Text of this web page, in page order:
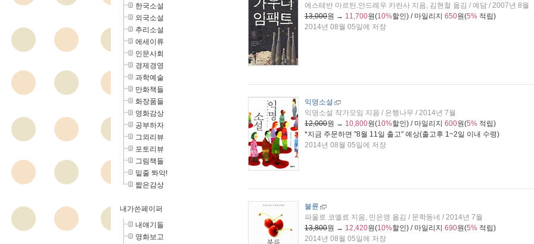
에스테반 마르틴.안드레우 카란사 지음, 김현철 옮김 / 예담 / 2007년 8월
13,000원 → 11,700원(10%할인) / 마일리지 650원(5% 적립)
2014년 08월 05일에 저장
익명소설
익명소설 작가모임 지음 / 은행나무 / 2014년 7월
12,000원 → 10,800원(10%할인) / 마일리지 600원(5% 적립)
*지금 주문하면 "8월 11일 출고" 예상(출고후 1~2일 이내 수령)
2014년 08월 05일에 저장
불륜
파울로 코엘료 지음, 민은영 옮김 / 문학동네 / 2014년 7월
13,800원 → 12,420원(10%할인) / 마일리지 690원(5% 적립)
2014년 08월 05일에 저장
한국소설
외국소설
추리소설
에세이류
인문사회
경제경영
과학예술
만화책들
화장품들
영화감상
공부하자
그외리뷰
포토리뷰
그림책들
밑줄 쫘악!
짧은감상
내가쓴페이퍼
내얘기들
영화보고